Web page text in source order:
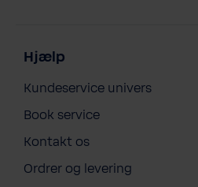
Hjælp
Kundeservice univers
Book service
Kontakt os
Ordrer og levering